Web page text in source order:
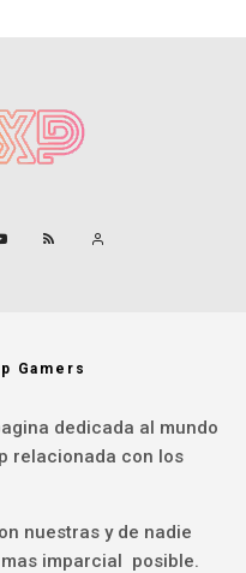
Gamers
dedicada al mundo
relacionada con los
nuestras y de nadie
imparcial posible.